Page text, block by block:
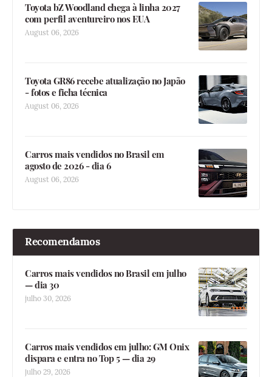
Toyota bZ Woodland chega à linha 2027
com perfil aventureiro nos EUA
August 06, 2026
Toyota GR86 recebe atualização no Japão
- fotos e ficha técnica
August 06, 2026
Carros mais vendidos no Brasil em
agosto de 2026 - dia 6
August 06, 2026
Recomendamos
Carros mais vendidos no Brasil em julho
— dia 30
julho 30, 2026
Carros mais vendidos em julho: GM Onix
dispara e entra no Top 5 — dia 29
julho 29, 2026